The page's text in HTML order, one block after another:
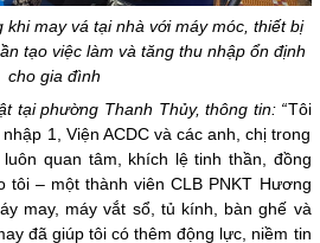
may vá tại nhà với máy móc, thiết bị
tạo việc làm và tăng thu nhập ổn định
cho gia đình
tại phường Thanh Thủy, thông tin: “Tôi
1, Viện ACDC và các anh, chị trong
quan tâm, khích lệ tinh thần, đồng
tôi – một thành viên CLB PNKT Hương
may, máy vắt sổ, tủ kính, bàn ghế và
đã giúp tôi có thêm động lực, niềm tin